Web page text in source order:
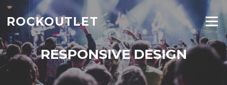
Skip
content
ROCKOUTLET Menu
RESPONSIVE DESIGN